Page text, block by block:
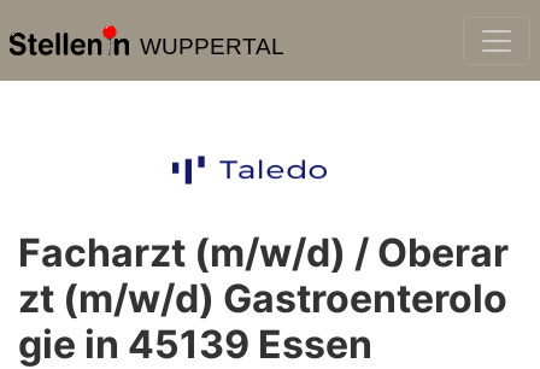
WUPPERTAL
Facharzt (m/w/d) / Oberar
zt (m/w/d) Gastroenterolo
gie in 45139 Essen